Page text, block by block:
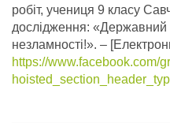
робіт, учениця 9 класу
дослідження:
незламності!». –
https://www.facebook.com/